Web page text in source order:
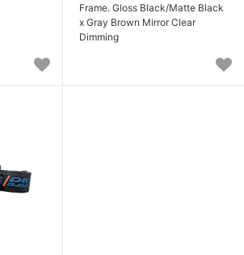
Frame. Gloss Black/Matte Black
x Gray Brown Mirror Clear
Dimming